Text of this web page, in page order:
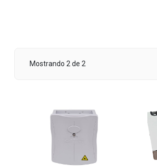
Mostrando 2 de 2